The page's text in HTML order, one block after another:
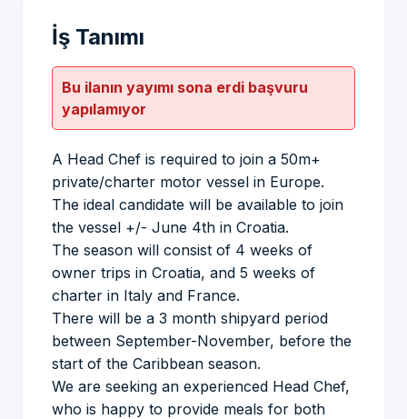
İş Tanımı
Bu ilanın yayımı sona erdi başvuru
yapılamıyor
A Head Chef is required to join a 50m+
private/charter motor vessel in Europe.
The ideal candidate will be available to join
the vessel +/- June 4th in Croatia.
The season will consist of 4 weeks of
owner trips in Croatia, and 5 weeks of
charter in Italy and France.
There will be a 3 month shipyard period
between September-November, before the
start of the Caribbean season.
We are seeking an experienced Head Chef,
who is happy to provide meals for both